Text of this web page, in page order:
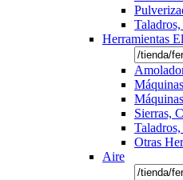
Herramientas
Sierras,
Otras
Aire